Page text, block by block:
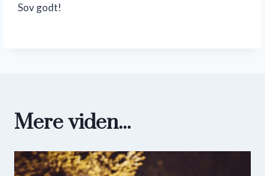
Sov godt!
Mere viden...